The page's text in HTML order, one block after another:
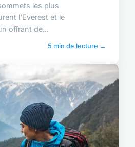
les plus
l'Everest et le
offrant de...
5 min de lecture →